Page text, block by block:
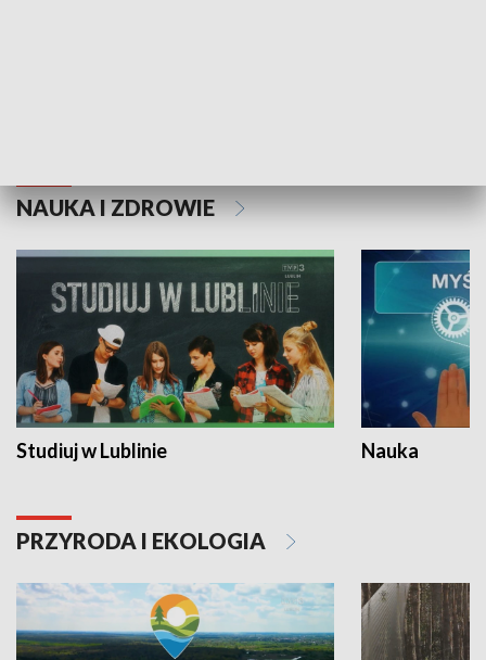
NAUKA I ZDROWIE
Studiuj w Lublinie Nauka
PRZYRODA I EKOLOGIA